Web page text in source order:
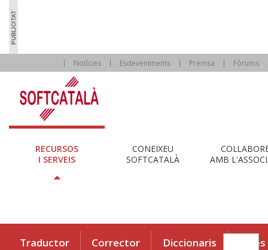
Notícies Esdeveniments Premsa Fòrums
RECURSOS
I SERVEIS
CONEIXEU
SOFTCATALÀ
AMB
Traductor Corrector Diccionaris Eines